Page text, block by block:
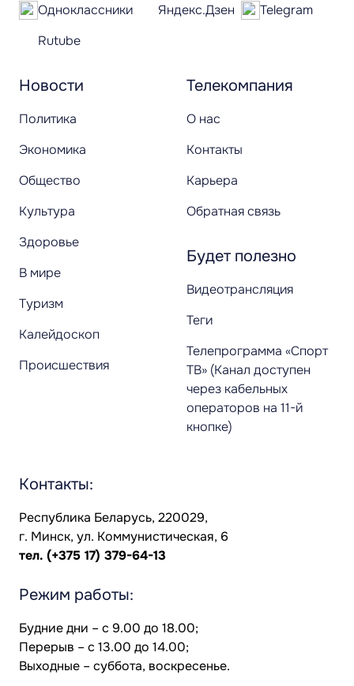
Новости
Политика
Экономика
Общество
Культура
Здоровье
В мире
Туризм
Калейдоскоп
Происшествия
Телекомпания
О нас
Контакты
Карьера
Обратная связь
Будет полезно
Видеотрансляция
Теги
Телепрограмма «Спорт
ТВ» (Канал доступен
через кабельных
операторов на 11-й
кнопке)
Одноклассники
Яндекс.Дзен
Telegram
Rutube
Контакты:
Республика Беларусь, 220029,
г. Минск, ул. Коммунистическая, 6
тел. (+375 17) 379-64-13
Режим работы:
Будние дни – с 9.00 до 18.00;
Перерыв – с 13.00 до 14.00;
Выходные – суббота, воскресенье.